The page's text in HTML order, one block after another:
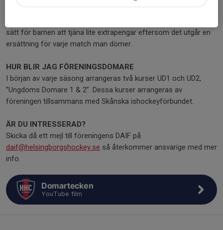
sätt för barnen att tjäna lite extrapengar eftersom det utgår en
ersättning för varje match man dömer.
HUR BLIR JAG FÖRENINGSDOMARE
I början av varje säsong arrangeras två kurser UD1 och UD2,
”Ungdoms Domare 1 & 2”. Dessa kurser arrangeras av
föreningen tillsammans med Skånska ishockeyförbundet.
ÄR DU INTRESSERAD?
Skicka då ett mejl till föreningens DAIF på
daif@helsingborgshockey.se så återkommer ansvarige med mer
info.
Domartecken
YouTube film